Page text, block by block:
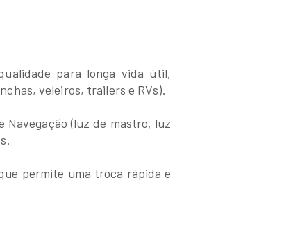
para longa vida útil,
veleiros, trailers e RVs).
Navegação (luz de mastro, luz
permite uma troca rápida e